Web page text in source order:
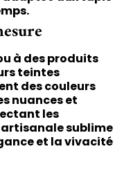
à des produits
teintes
des couleurs
nuances et
les
sublime
et la vivacité